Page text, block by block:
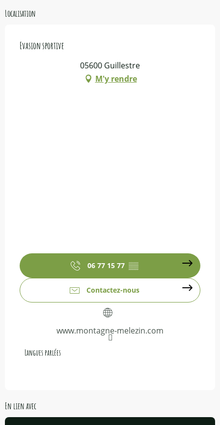
Localisation
Evasion sportive
05600 Guillestre
M'y rendre
06 77 15 77 ▒▒
Contactez-nous
www.montagne-melezin.com
Langues parlées
Langues parlées
En lien avec